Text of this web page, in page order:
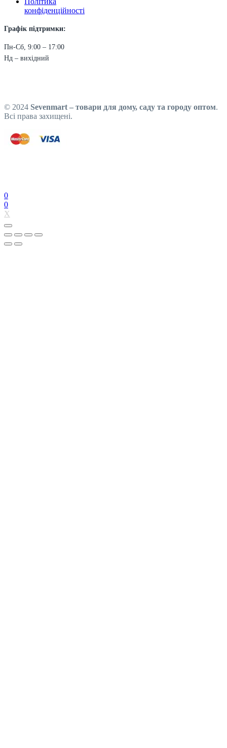
конфіденційності
Графік підтримки:
Пн-Сб, 9:00 – 17:00
Нд – вихідний
© 2024 Sevenmart – товари для дому, саду та городу оптом.
Всі права захищені.
0
0
X